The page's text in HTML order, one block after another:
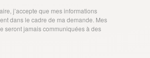
j’accepte que mes informations
dans le cadre de ma demande. Mes
seront jamais communiquées à des